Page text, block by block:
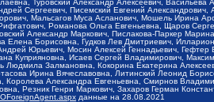
Туровский Александр Алексеевич,
Сергеевич, Писемский Евгений
Мальсагов Муса Асланович, Мошель Ирина
Романова Ольга Евгеньевна, Щаров
Александр Маркович, Пислакова-Паркер
Елена Борисовна, Гудков Лев Дмитриевич,
Юрьевич, Мосин Алексей Геннадьевич,
Куприяновна, Исаев Сергей Владимирович,
Людмила Залмановна, Кокорина Екатерина
Ирина Вячеславовна, Литинский Леонид
Королева Александра Евгеньевна, Смирнов
Резник Генри Маркович, Захаров Герман
данные на 28.08.2021